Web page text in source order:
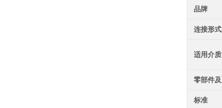
品牌
连接形式
适用介质
零部件
标准